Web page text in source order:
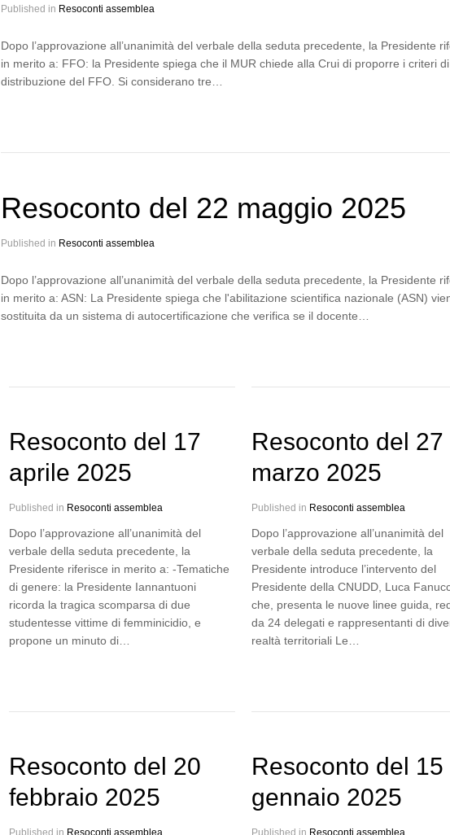
Published in Resoconti assemblea
Dopo l’approvazione all’unanimità del verbale della seduta precedente, la Presidente
in merito a: FFO: la Presidente spiega che il MUR chiede alla Crui di proporre i criteri di
distribuzione del FFO. Si considerano tre…
Resoconto del 22 maggio 2025
Published in Resoconti assemblea
Dopo l’approvazione all’unanimità del verbale della seduta precedente, la Presidente
in merito a: ASN: La Presidente spiega che l'abilitazione scientifica nazionale (ASN)
sostituita da un sistema di autocertificazione che verifica se il docente…
Resoconto del 17
aprile 2025
Published in Resoconti assemblea
Dopo l’approvazione all’unanimità del
verbale della seduta precedente, la
Presidente riferisce in merito a: -Tematiche
di genere: la Presidente Iannantuoni
ricorda la tragica scomparsa di due
studentesse vittime di femminicidio, e
propone un minuto di…
Resoconto del 27
marzo 2025
Published in Resoconti assemblea
Dopo l’approvazione all’unanimità del
verbale della seduta precedente, la
Presidente introduce l’intervento del
Presidente della CNUDD, Luca
che, presenta le nuove linee guida,
da 24 delegati e rappresentanti di
realtà territoriali Le…
Resoconto del 20
febbraio 2025
Published in Resoconti assemblea
Resoconto del 15
gennaio 2025
Published in Resoconti assemblea